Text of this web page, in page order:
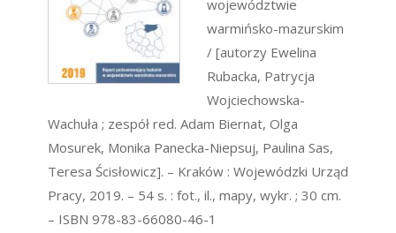
województwie
warmińsko-mazurskim
/ [autorzy Ewelina
Rubacka, Patrycja
Wojciechowska-
Wachuła ; zespół red. Adam Biernat, Olga
Mosurek, Monika Panecka-Niepsuj, Paulina Sas,
Teresa Ścisłowicz]. – Kraków : Wojewódzki Urząd
Pracy, 2019. – 54 s. : fot., il., mapy, wykr. ; 30 cm.
– ISBN 978-83-66080-46-1